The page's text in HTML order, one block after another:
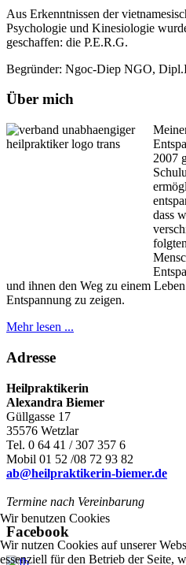
Aus Erkenntnissen der
Psychologie und Kinesiologie
geschaffen: die P.E.R.G.
Begründer: Ngoc-Diep NGO,
Über mich
2007
dass
und ihnen den Weg zu einem
Entspannung zu zeigen.
Mehr lesen ...
Adresse
Heilpraktikerin
Alexandra Biemer
Güllgasse 17
35576 Wetzlar
Tel. 0 64 41 / 307 357 6
Mobil 01 52 /08 72 93 82
ab@heilpraktikerin-biemer.de
Termine nach Vereinbarung
Facebook
Wir benutzen Cookies
Wir nutzen Cookies auf unserer
essenziell für den Betrieb der Seite,